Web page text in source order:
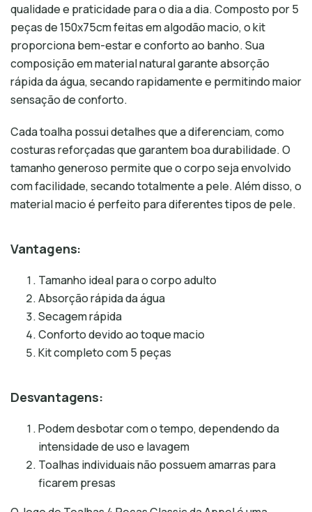
qualidade e praticidade para o dia a dia. Composto por 5
peças de 150x75cm feitas em algodão macio, o kit
proporciona bem-estar e conforto ao banho. Sua
composição em material natural garante absorção
rápida da água, secando rapidamente e permitindo maior
sensação de conforto.
Cada toalha possui detalhes que a diferenciam, como
costuras reforçadas que garantem boa durabilidade. O
tamanho generoso permite que o corpo seja envolvido
com facilidade, secando totalmente a pele. Além disso, o
material macio é perfeito para diferentes tipos de pele.
Vantagens:
Tamanho ideal para o corpo adulto
Absorção rápida da água
Secagem rápida
Conforto devido ao toque macio
Kit completo com 5 peças
Desvantagens:
Podem desbotar com o tempo, dependendo da
intensidade de uso e lavagem
Toalhas individuais não possuem amarras para
ficarem presas